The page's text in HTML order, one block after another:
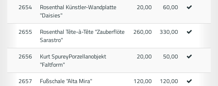
2654
Rosenthal Künstler-Wandplatte
"Daisies"
20,00 60,00
2655
Rosenthal Tête-à-Tête "Zauberflöte
Sarastro"
260,00 330,00
2656
Kurt SpureyPorzellanobjekt
"Faltform"
20,00 50,00
2657 Fußschale "Alta Mira" 120,00
120,00